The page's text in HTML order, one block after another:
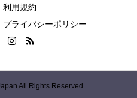
利用規約
プライバシーポリシー
All Rights Reserved.